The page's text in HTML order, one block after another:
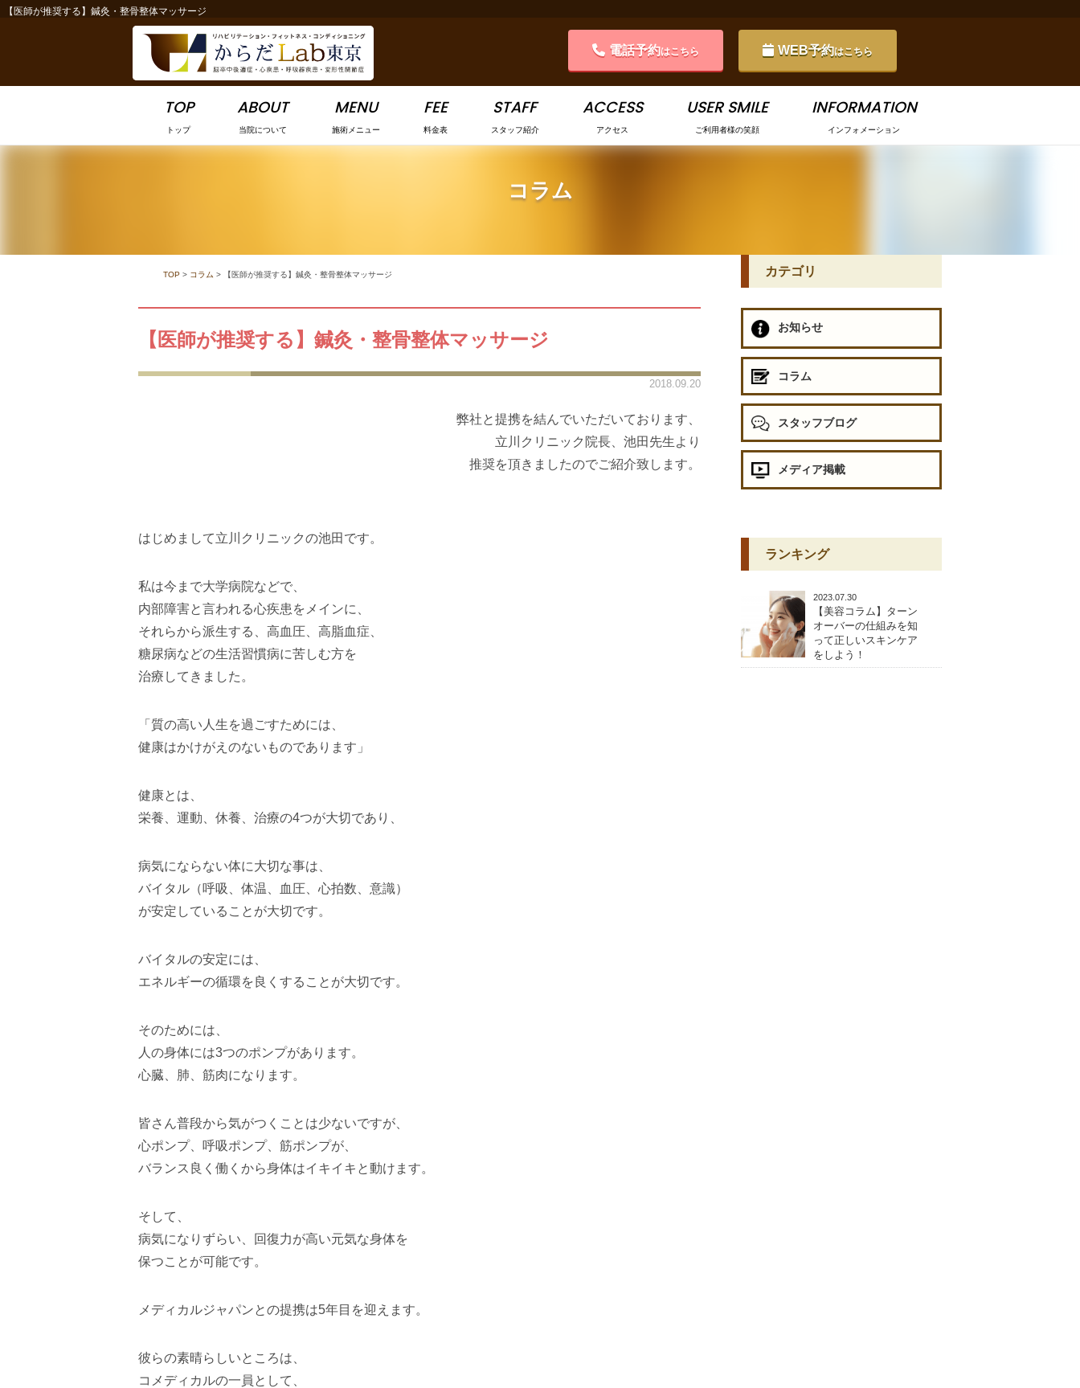
【医師が推奨する】鍼灸・整骨整体マッサージ
電話予約はこちら WEB予約はこちら
TOP
トップ
ABOUT
当院について
MENU
施術メニュー
FEE
料金表
STAFF
スタッフ紹介
ACCESS
アクセス
USER SMILE
ご利用者様の笑顔
INFORMATION
インフォメーション
コラム
TOP > コラム > 【医師が推奨する】鍼灸・整骨整体マッサージ
【医師が推奨する】鍼灸・整骨整体マッサージ
2018.09.20
弊社と提携を結んでいただいております、
立川クリニック院長、池田先生より
推奨を頂きましたのでご紹介致します。
はじめまして立川クリニックの池田です。
私は今まで大学病院などで、
内部障害と言われる心疾患をメインに、
それらから派生する、高血圧、高脂血症、
糖尿病などの生活習慣病に苦しむ方を
治療してきました。
「質の高い人生を過ごすためには、
健康はかけがえのないものであります」
健康とは、
栄養、運動、休養、治療の4つが大切であり、
病気にならない体に大切な事は、
バイタル（呼吸、体温、血圧、心拍数、意識）
が安定していることが大切です。
バイタルの安定には、
エネルギーの循環を良くすることが大切です。
そのためには、
人の身体には3つのポンプがあります。
心臓、肺、筋肉になります。
皆さん普段から気がつくことは少ないですが、
心ポンプ、呼吸ポンプ、筋ポンプが、
バランス良く働くから身体はイキイキと動けます。
そして、
病気になりずらい、回復力が高い元気な身体を
保つことが可能です。
メディカルジャパンとの提携は5年目を迎えます。
彼らの素晴らしいところは、
コメディカルの一員として、
カテゴリ
お知らせ
コラム
スタッフブログ
メディア掲載
ランキング
2023.07.30
【美容コラム】ターン
オーバーの仕組みを知
って正しいスキンケア
をしよう！